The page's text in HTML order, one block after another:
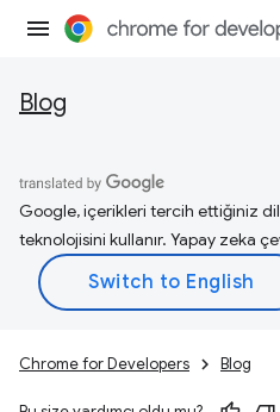
Blog
Google, içerikleri tercih ettiğiniz
teknolojisini kullanır. Yapay zeka
Chrome for Developers Blog